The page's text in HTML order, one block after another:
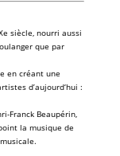
siècle, nourri aussi
que par
en créant une
d’aujourd‘hui :
Franck Beaupérin,
la musique de